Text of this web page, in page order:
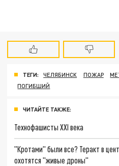
ТЕГИ: ЧЕЛЯБИНСК ПОЖАР
ПОГИБШИЙ
ЧИТАЙТЕ ТАКЖЕ:
Технофашисты XXI века
"Кротами" были все? Теракт в
охотятся "живые дроны"